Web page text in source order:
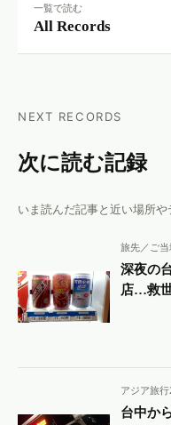
一覧で読む
All Records
NEXT RECORDS
次に読む記録
いま読んだ記事と近い場所や
旅先／ご当
深夜の
店…救
アジア旅行
台中か